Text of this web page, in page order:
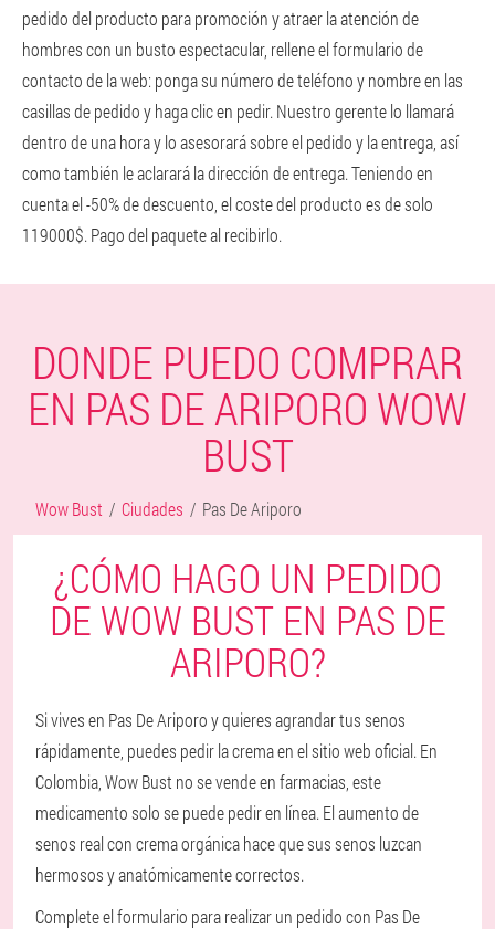
pedido del producto para promoción y atraer la atención de
hombres con un busto espectacular, rellene el formulario de
contacto de la web: ponga su número de teléfono y nombre en las
casillas de pedido y haga clic en pedir. Nuestro gerente lo llamará
dentro de una hora y lo asesorará sobre el pedido y la entrega, así
como también le aclarará la dirección de entrega. Teniendo en
cuenta el -50% de descuento, el coste del producto es de solo
119000$. Pago del paquete al recibirlo.
DONDE PUEDO COMPRAR
EN PAS DE ARIPORO WOW
BUST
Wow Bust Ciudades Pas De Ariporo
¿CÓMO HAGO UN PEDIDO
DE WOW BUST EN PAS DE
ARIPORO?
Si vives en Pas De Ariporo y quieres agrandar tus senos
rápidamente, puedes pedir la crema en el sitio web oficial. En
Colombia, Wow Bust no se vende en farmacias, este
medicamento solo se puede pedir en línea. El aumento de
senos real con crema orgánica hace que sus senos luzcan
hermosos y anatómicamente correctos.
Complete el formulario para realizar un pedido con Pas De